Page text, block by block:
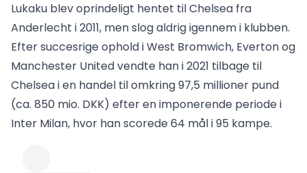
Lukaku blev oprindeligt hentet til Chelsea fra
Anderlecht i 2011, men slog aldrig igennem i klubben.
Efter succesrige ophold i West Bromwich, Everton og
Manchester United vendte han i 2021 tilbage til
Chelsea i en handel til omkring 97,5 millioner pund
(ca. 850 mio. DKK) efter en imponerende periode i
Inter Milan, hvor han scorede 64 mål i 95 kampe.